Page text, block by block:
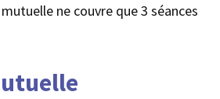
ne couvre que 3 séances